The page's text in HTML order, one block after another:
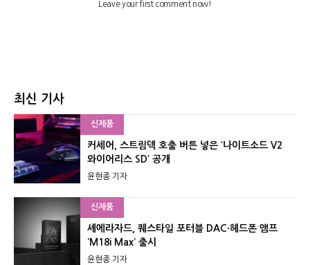
최신 기사
신제품
커세어, 스트림덱 호출 버튼 넣은 ‘나이트소드 V2
와이어리스 SD’ 공개
윤현종 기자
신제품
셰에라자드, 퀘스타일 포터블 DAC·헤드폰 앰프
‘M18i Max’ 출시
윤현종 기자